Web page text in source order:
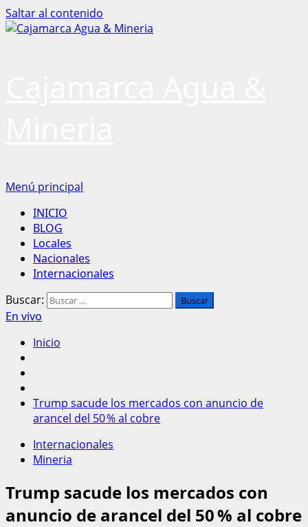
Saltar al contenido
Menú principal
INICIO
BLOG
Locales
Nacionales
Internacionales
Buscar:
En vivo
Inicio
Trump sacude los mercados con anuncio de
arancel del 50 % al cobre
Internacionales
Mineria
Trump sacude los mercados con
anuncio de arancel del 50 % al cobre